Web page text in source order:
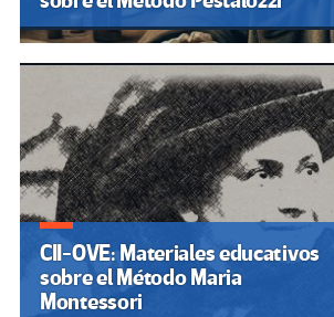
CII-OVE: Materiales educativos
sobre el Método Maria
Montessori